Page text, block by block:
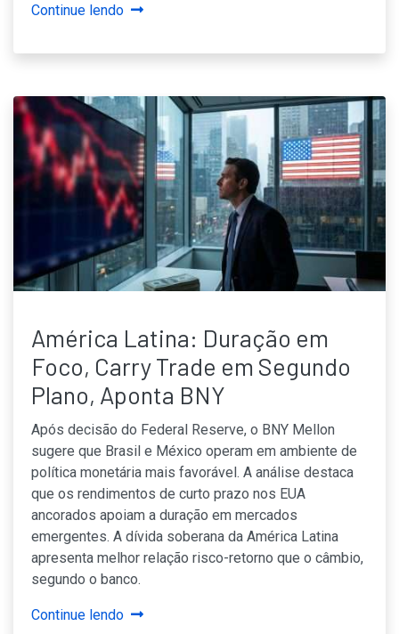
Continue lendo
América Latina: Duração em
Foco, Carry Trade em Segundo
Plano, Aponta BNY
Após decisão do Federal Reserve, o BNY Mellon
sugere que Brasil e México operam em ambiente de
política monetária mais favorável. A análise destaca
que os rendimentos de curto prazo nos EUA
ancorados apoiam a duração em mercados
emergentes. A dívida soberana da América Latina
apresenta melhor relação risco-retorno que o câmbio,
segundo o banco.
Continue lendo